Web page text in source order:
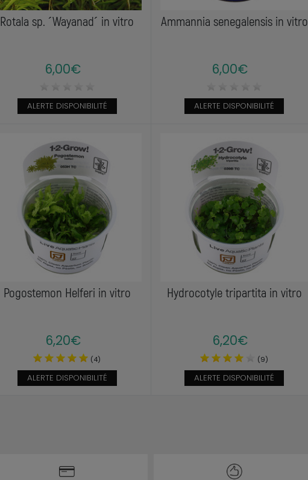
Rotala sp. ´Wayanad´ in vitro
6,00€
ALERTE DISPONIBILITÉ
Ammannia senegalensis in vitro
6,00€
ALERTE DISPONIBILITÉ
Pogostemon Helferi in vitro
6,20€
(4)
ALERTE DISPONIBILITÉ
Hydrocotyle tripartita in vitro
6,20€
(9)
ALERTE DISPONIBILITÉ